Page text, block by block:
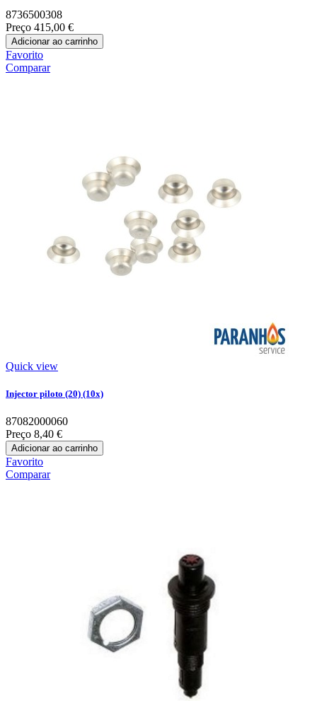
8736500308
Preço 415,00 €
Adicionar ao carrinho
Favorito
Comparar
Quick view
Injector piloto (20) (10x)
87082000060
Preço 8,40 €
Adicionar ao carrinho
Favorito
Comparar